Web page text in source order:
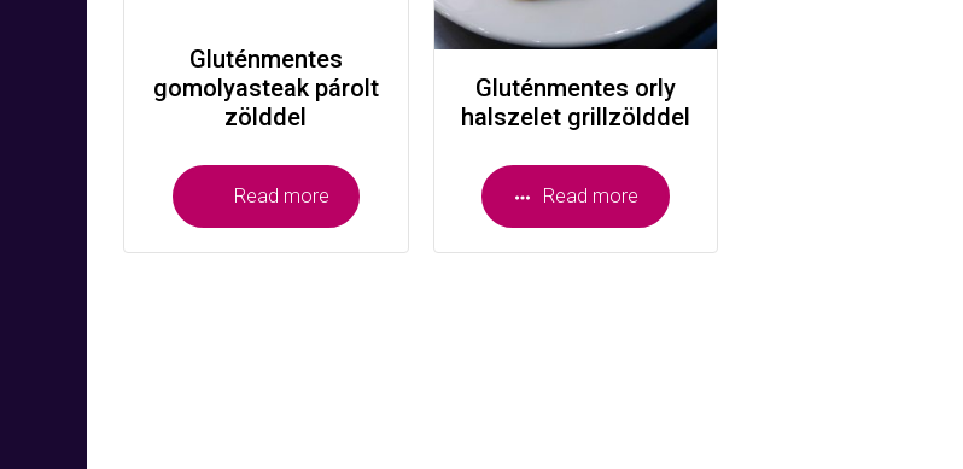
Gluténmentes
gomolyasteak párolt
zölddel
Read more
Gluténmentes orly
halszelet grillzölddel
Read more